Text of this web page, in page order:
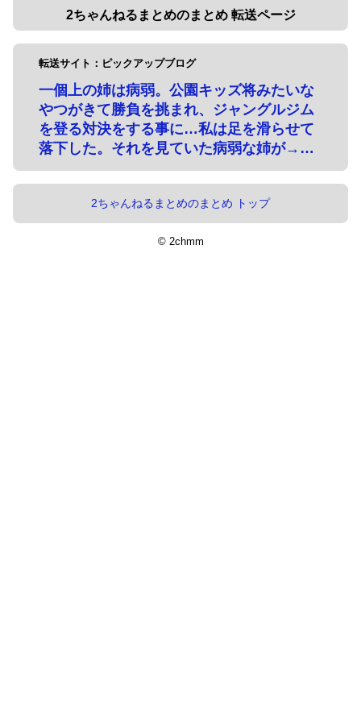
2ちゃんねるまとめのまとめ 転送ページ
転送サイト：ピックアップブログ
一個上の姉は病弱。公園キッズ将みたいな
やつがきて勝負を挑まれ、ジャングルジム
を登る対決をする事に…私は足を滑らせて
落下した。それを見ていた病弱な姉が→…
2ちゃんねるまとめのまとめ トップ
© 2chmm